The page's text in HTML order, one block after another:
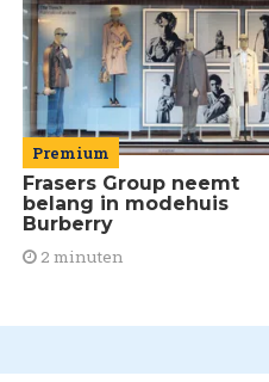
Premium
Frasers Group neemt
belang in modehuis
Burberry
2 minuten